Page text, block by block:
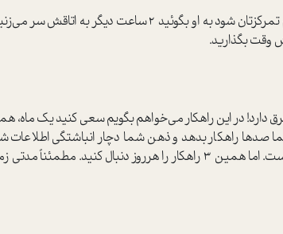
اگر همکاری ممکن است مزاحم تمرکزتان شود به او بگوئید ۲
وقت بگذارید.
دارد! در این راهکار می‌خواهم بگویم سعی کنید یک ماه،
صدها راهکار بدهد و ذهن شما دچار انباشتگی اطلاعات
بسیار هم سخت و طاقت فرساست. اما همین ۳ راهکار را هرروز دنبال